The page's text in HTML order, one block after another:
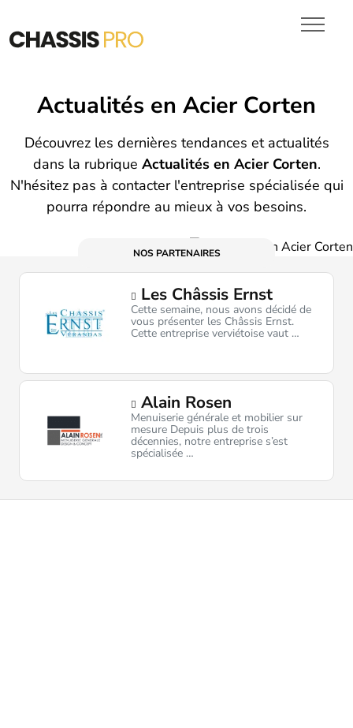
Actualités en Acier Corten
Découvrez les dernières tendances et actualités
dans la rubrique Actualités en Acier Corten.
N'hésitez pas à contacter l'entreprise spécialisée qui
pourra répondre au mieux à vos besoins.
NOS PARTENAIRES
Les Châssis Ernst
Cette semaine, nous avons décidé de
vous présenter les Châssis Ernst.
Cette entreprise verviétoise vaut …
Alain Rosen
Menuiserie générale et mobilier sur
mesure Depuis plus de trois
décennies, notre entreprise s’est
spécialisée …
VITRAGES
DEVIS